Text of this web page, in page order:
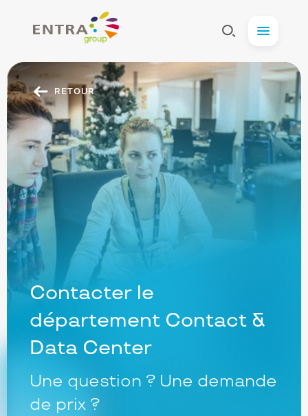
Menu
Navigation
secondaire
Afficher
Recherche
Contacter le
département Contact &
Data Center
Une question ? Une demande
de prix ?
RETOUR